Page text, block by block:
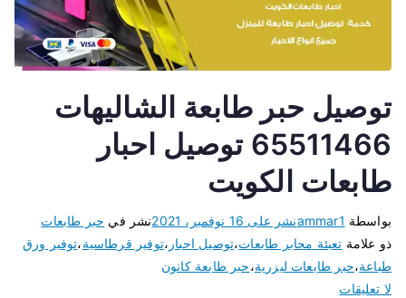
توصيل حبر طابعة الشاليهات
65511466 توصيل احبار
طابعات الكويت
بواسطة ammar1نشر على 16 نوفمبر، 2021 نشر في حبر طابعات
ذو علامة تعبئة محابر طابعات،توصيل احبار ،توفير قرطاسية،توفير ورق
طباعة،حبر طابعات ليزرية،حبر طابعة كانون
لا تعليقات